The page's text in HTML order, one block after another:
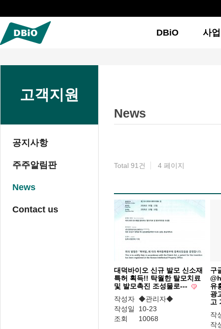
DBiO 사
고객지원
공지사항
주주알림판
News
Contact us
News
Total 91건 4 페이지
이미지 목록
대덕바이오 신규 발모 신소재
특허 획득!! 탁월한 탈모치료
및 발모촉진 조성물로---
작성자 ◆관리자◆
작성일
10-23
조회
10068
구
유
광
고
작
작